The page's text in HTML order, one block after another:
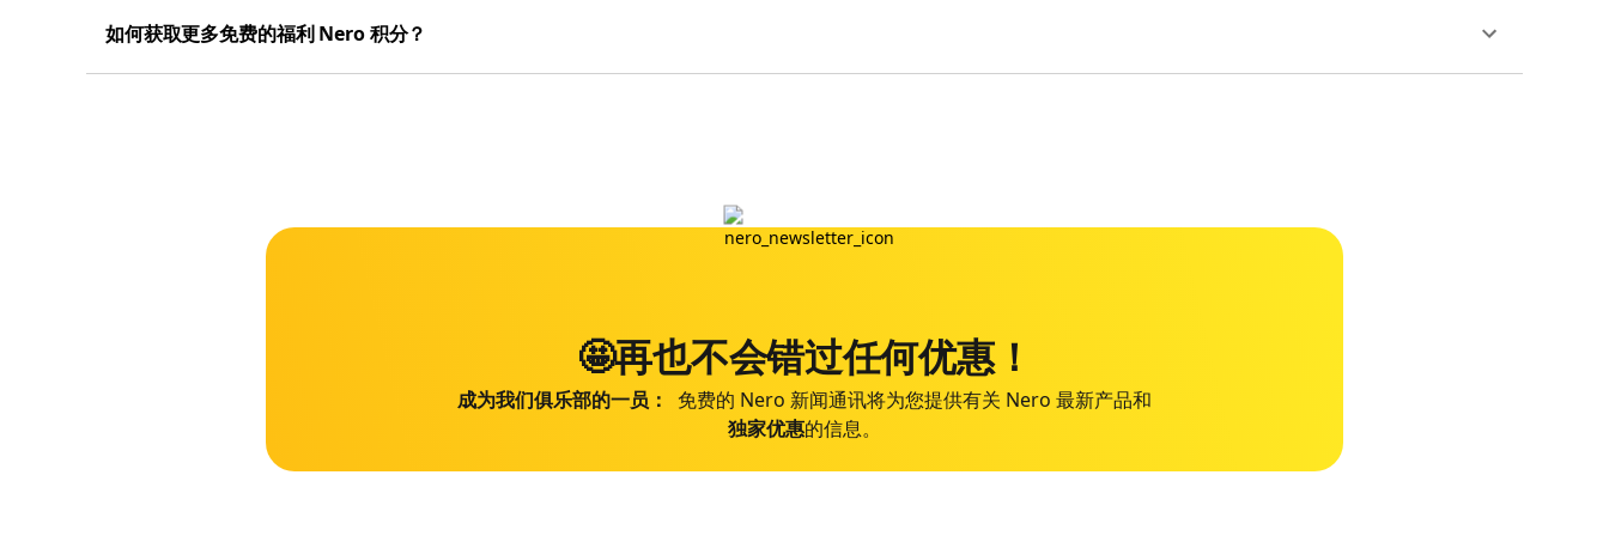
如何获取更多免费的福利 Nero 积分？
🤩再也不会错过任何优惠！
成为我们俱乐部的一员：
免费的 Nero 新闻通讯将为您提供有关 Nero 最新产品和
独家优惠的信息。